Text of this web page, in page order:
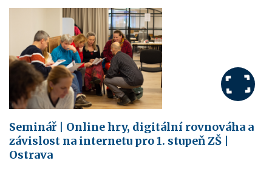
Seminář | Online hry, digitální rovnováha a
závislost na internetu pro 1. stupeň ZŠ |
Ostrava